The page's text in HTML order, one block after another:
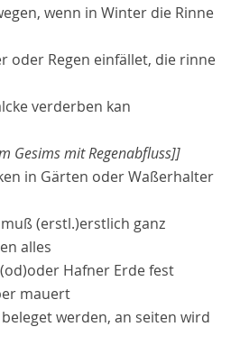
wenn in Winter die Rinne
oder Regen einfället, die rinne
verderben kan
Gesims mit Regenabfluss]]
in Gärten oder Waßerhalter
(erstl.)erstlich ganz
alles
(od)oder Hafner Erde fest
mauert
werden, an seiten wird